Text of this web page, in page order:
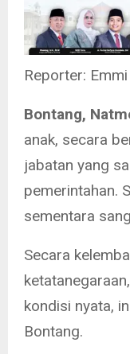
Reporter:
Bontang,
anak, secara
jabatan yang
pemerintahan.
sementara
Secara
kondisi nyata,
Bontang.